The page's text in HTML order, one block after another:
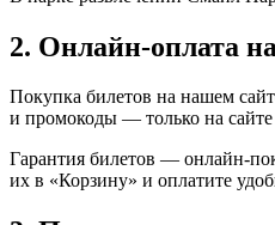
2. Онлайн-оплата
Покупка билетов на нашем
и промокоды — только на
Гарантия билетов — онлайн-
их в «Корзину» и оплатите